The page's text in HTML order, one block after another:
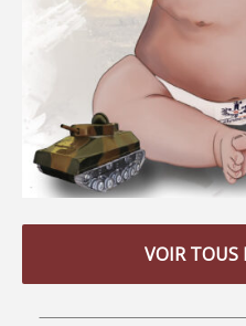
VOIR TOUS